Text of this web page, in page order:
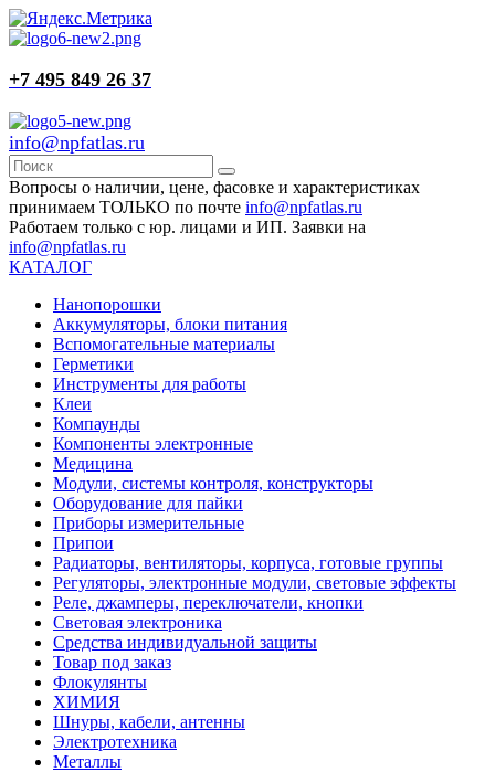
+7 495 849 26 37
info@npfatlas.ru
Вопросы о наличии, цене, фасовке и характеристиках
принимаем ТОЛЬКО по почте info@npfatlas.ru
Работаем только с юр. лицами и ИП. Заявки на
info@npfatlas.ru
КАТАЛОГ
Нанопорошки
Аккумуляторы, блоки питания
Вспомогательные материалы
Герметики
Инструменты для работы
Клеи
Компаунды
Компоненты электронные
Медицина
Модули, системы контроля, конструкторы
Оборудование для пайки
Приборы измерительные
Припои
Радиаторы, вентиляторы, корпуса, готовые группы
Регуляторы, электронные модули, световые эффекты
Реле, джамперы, переключатели, кнопки
Световая электроника
Средства индивидуальной защиты
Товар под заказ
Флокулянты
ХИМИЯ
Шнуры, кабели, антенны
Электротехника
Металлы